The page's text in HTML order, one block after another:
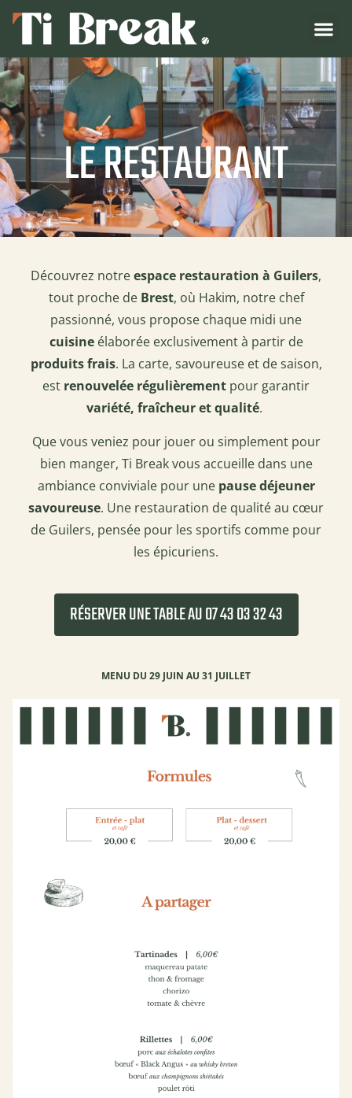
LE RESTAURANT
Découvrez notreespace restauration à Guilers,
tout proche de Brest, où Hakim, notre chef
passionné, vous propose chaque midi une
cuisine élaborée exclusivement à partir de
produits frais. La carte, savoureuse et de saison,
est renouvelée régulièrement pour garantir
variété, fraîcheur et qualité.
Que vous veniez pour jouer ou simplement pour
bien manger, Ti Break vous accueille dans une
ambiance conviviale pour une pause déjeuner
savoureuse. Une restauration de qualité au cœur
de Guilers, pensée pour les sportifs comme pour
les épicuriens.
RÉSERVER UNE TABLE AU 07 43 03 32 43
MENU DU 29 JUIN AU 31 JUILLET